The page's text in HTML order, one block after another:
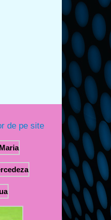
de pe site